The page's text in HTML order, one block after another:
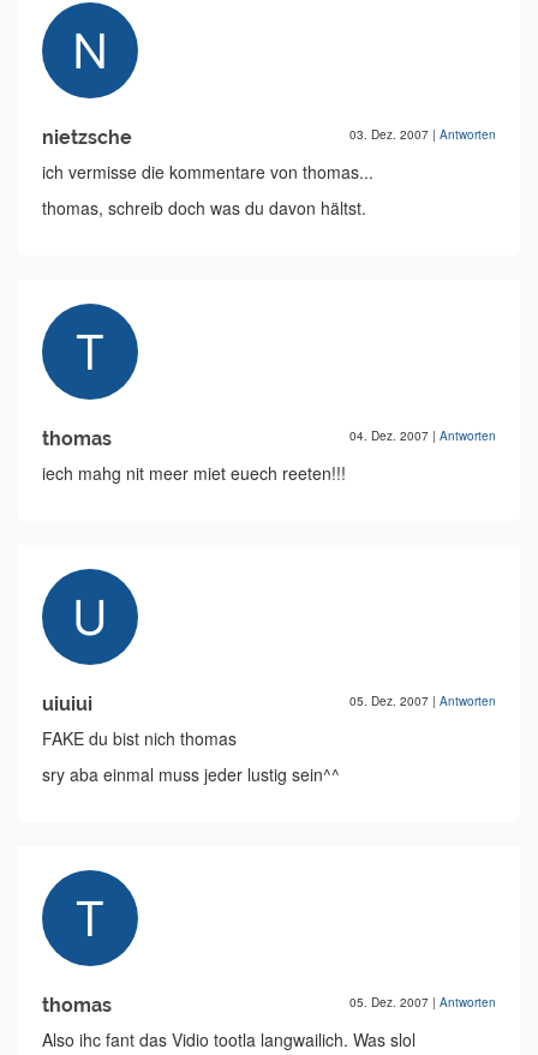
nietzsche 03. Dez. 2007 | Antworten
ich vermisse die kommentare von thomas...
thomas, schreib doch was du davon hältst.
thomas 04. Dez. 2007 | Antworten
iech mahg nit meer miet euech reeten!!!
uiuiui 05. Dez. 2007 | Antworten
FAKE du bist nich thomas
sry aba einmal muss jeder lustig sein^^
thomas 05. Dez. 2007 | Antworten
Also ihc fant das Vidio tootla langwailich. Was slol